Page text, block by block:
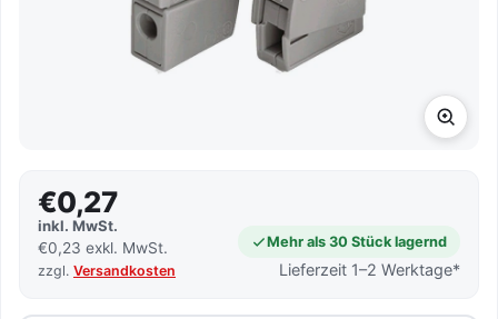
€0,27
inkl. MwSt.
€0,23 exkl. MwSt.
zzgl. Versandkosten
Mehr als 30 Stück lagernd
Lieferzeit 1–2 Werktage*